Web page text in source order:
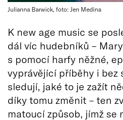
Julianna Barwick, foto: Jen Medina
K new age music se
dál víc hudebníků –
s pomocí harfy něžné,
vyprávějící příběhy i bez
sledují, jaké to je zažít
díky tomu změnit – ten
matoucí způsob, jímž se